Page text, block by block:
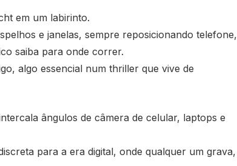
em um labirinto.
e janelas, sempre reposicionando telefone,
saiba para onde correr.
algo essencial num thriller que vive de
ângulos de câmera de celular, laptops e
para a era digital, onde qualquer um grava,